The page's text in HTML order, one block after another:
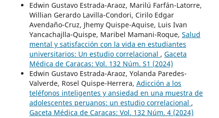
Edwin Gustavo Estrada-Araoz, Marilú Farfán-Latorre,
Willian Gerardo Lavilla-Condori, Cirilo Edgar
Avendaño-Cruz, Jhemy Quispe-Aquise, Luis Ivan
Yancachajlla-Quispe, Maribel Mamani-Roque, Salud
mental y satisfacción con la vida en estudiantes
universitarios: Un estudio correlacional , Gaceta
Médica de Caracas: Vol. 132 Núm. S1 (2024)
Edwin Gustavo Estrada-Araoz, Yolanda Paredes-
Valverde, Rosel Quispe-Herrera, Adicción a los
teléfonos inteligentes y ansiedad en una muestra de
adolescentes peruanos: un estudio correlacional ,
Gaceta Médica de Caracas: Vol. 132 Núm. 4 (2024)